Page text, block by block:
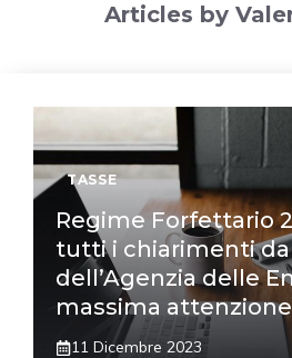
Articles by
TASSE
Regime Forfettario
tutti i chiarimenti
dell’Agenzia delle
massima attenzione
11 Dicembre 2023